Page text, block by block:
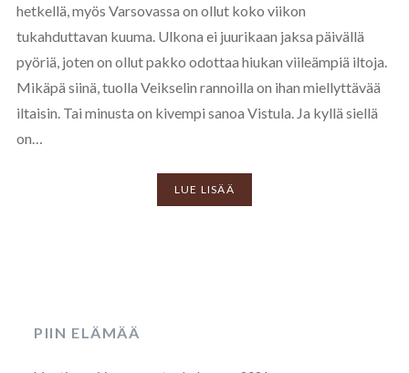
hetkellä, myös Varsovassa on ollut koko viikon
tukahduttavan kuuma. Ulkona ei juurikaan jaksa päivällä
pyöriä, joten on ollut pakko odottaa hiukan viileämpiä iltoja.
Mikäpä siinä, tuolla Veikselin rannoilla on ihan miellyttävää
iltaisin. Tai minusta on kivempi sanoa Vistula. Ja kyllä siellä
on…
LUE LISÄÄ
PIIN ELÄMÄÄ